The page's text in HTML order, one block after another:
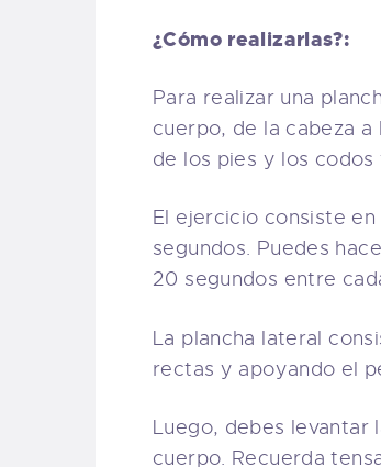
¿Cómo realizarlas?:
Para realizar una
cuerpo, de la cabeza
de los pies y los codos
El ejercicio consiste
segundos. Puedes
20 segundos entre
La plancha lateral
rectas y apoyando el
Luego, debes levantar
cuerpo. Recuerda